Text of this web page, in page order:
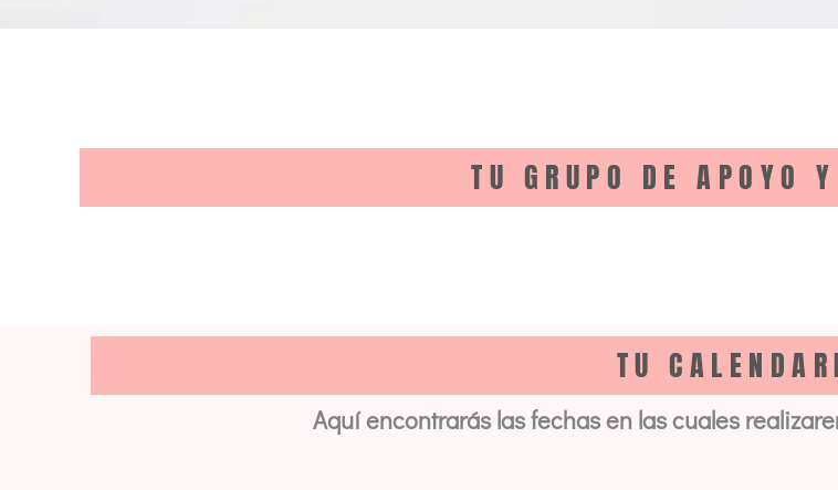
TU GRUPO DE APOYO
TU
Aquí encontrarás las fechas en las cuales